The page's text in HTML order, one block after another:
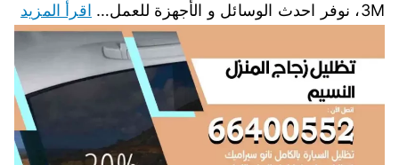
3M، نوفر احدث الوسائل و الأجهزة للعمل…
اقرأ المزيد